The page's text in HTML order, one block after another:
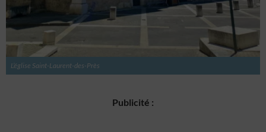
L’église Saint-Laurent-des-Près
Publicité :